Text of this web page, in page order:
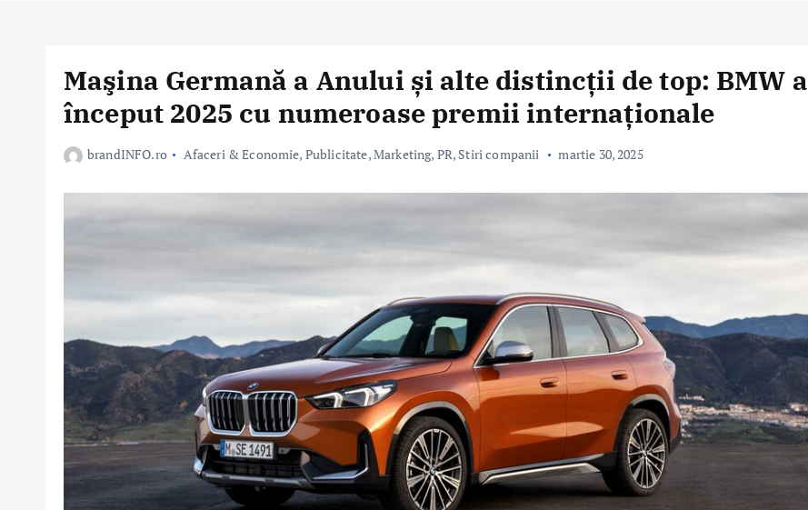
Maşina Germană a Anului și alte distincții de top: BMW a
început 2025 cu numeroase premii internaționale
brandINFO.ro Afaceri & Economie, Publicitate, Marketing, PR, Stiri companii martie 30, 2025